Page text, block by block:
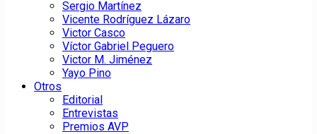
Sergio Martínez
Vicente Rodríguez Lázaro
Victor Casco
Víctor Gabriel Peguero
Victor M. Jiménez
Yayo Pino
Otros
Editorial
Entrevistas
Premios AVP